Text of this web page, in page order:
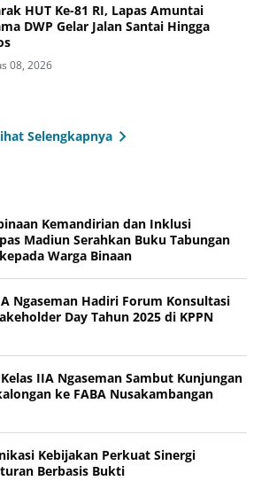
HUT Ke-81 RI, Lapas Amuntai
DWP Gelar Jalan Santai Hingga
08, 2026
Selengkapnya
Kemandirian dan Inklusi
Madiun Serahkan Buku Tabungan
Warga Binaan
Ngaseman Hadiri Forum Konsultasi
Day Tahun 2025 di KPPN
IIA Ngaseman Sambut Kunjungan
ke FABA Nusakambangan
Kebijakan Perkuat Sinergi
Berbasis Bukti